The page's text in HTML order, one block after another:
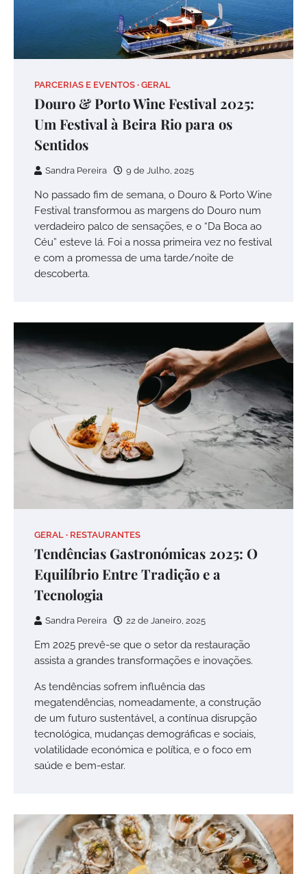
PARCERIAS E EVENTOS GERAL
Douro & Porto Wine Festival 2025:
Um Festival à Beira Rio para os
Sentidos
Sandra Pereira 9 de Julho, 2025
No passado fim de semana, o Douro & Porto Wine
Festival transformou as margens do Douro num
verdadeiro palco de sensações, e o “Da Boca ao
Céu” esteve lá. Foi a nossa primeira vez no festival
e com a promessa de uma tarde/noite de
descoberta.
GERAL RESTAURANTES
Tendências Gastronómicas 2025: O
Equilíbrio Entre Tradição e a
Tecnologia
Sandra Pereira 22 de Janeiro, 2025
Em 2025 prevê-se que o setor da restauração
assista a grandes transformações e inovações.
As tendências sofrem influência das
megatendências, nomeadamente, a construção
de um futuro sustentável, a contínua disrupção
tecnológica, mudanças demográficas e sociais,
volatilidade económica e política, e o foco em
saúde e bem-estar.